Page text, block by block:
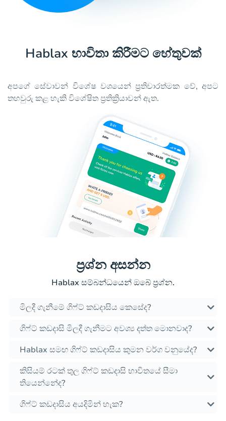
Hablax භාවිතා කිරීමට හේතුවක්
අපගේ සේවාවන් විශේෂ වශයෙන් ප්‍රතිචාරත්මක වේ, අපට
තහවුරු කළ හැකි විශේෂිත ප්‍රතික්‍රියාවන් ඇත.
ප්‍රශ්න අසන්න
Hablax සම්බන්ධයෙන් ඔබේ ප්‍රශ්න.
මිලදී ගැනීමේ ගිෆ්ට් කඩදාසිය කෙසේද?
ගිෆ්ට් කඩදාසි මිලදී ගැනීමට අවශ්‍ය දත්ත මොනවාද?
Hablax සමඟ ගිෆ්ට් කඩදාසිය කුමන වර්ග වනුයේද?
කිසියම් රටක් තුල ගිෆ්ට් කඩදාසි භාවිතයේ සීමා
තියෙන්නේද?
ගිෆ්ට් කඩදාසිය අයදිමින් හැක?